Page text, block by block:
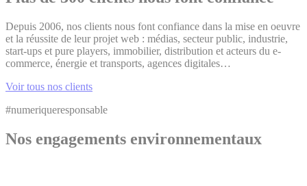
Depuis 2006, nos clients nous font confiance dans la mise en oeuvre
et la réussite de leur projet web : médias, secteur public, industrie,
start-ups et pure players, immobilier, distribution et acteurs du e-
commerce, énergie et transports, agences digitales…
Voir tous nos clients
#numeriqueresponsable
Nos engagements environnementaux